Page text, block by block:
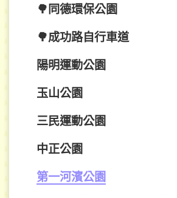
🌳同德環保公園
🌳成功路自行車道
陽明運動公園
玉山公園
三民運動公園
中正公園
第一河濱公園